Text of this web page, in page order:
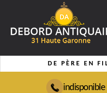
DE PÈRE EN
indisponible